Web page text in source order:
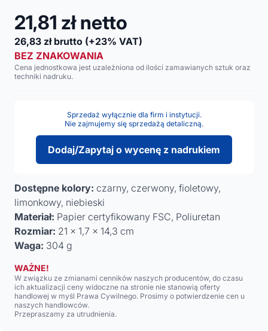
21,81 zł netto
26,83 zł brutto (+23% VAT)
BEZ ZNAKOWANIA
Cena jednostkowa jest uzależniona od ilości zamawianych sztuk oraz
techniki nadruku.
Sprzedaż wyłącznie dla firm i instytucji.
Nie zajmujemy się sprzedażą detaliczną.
Dodaj/Zapytaj o wycenę z nadrukiem
Dostępne kolory: czarny, czerwony, fioletowy,
limonkowy, niebieski
Materiał: Papier certyfikowany FSC, Poliuretan
Rozmiar: 21 x 1,7 x 14,3 cm
Waga: 304 g
WAŻNE!
W związku ze zmianami cenników naszych producentów, do czasu
ich aktualizacji ceny widoczne na stronie nie stanowią oferty
handlowej w myśl Prawa Cywilnego. Prosimy o potwierdzenie cen u
naszych handlowców.
Przepraszamy za utrudnienia.